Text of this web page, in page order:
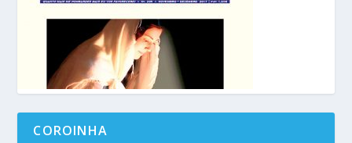
COROINHA